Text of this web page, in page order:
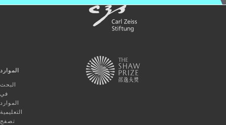
الموارد
البحث
في
الموارد
التعليمية
تصفح